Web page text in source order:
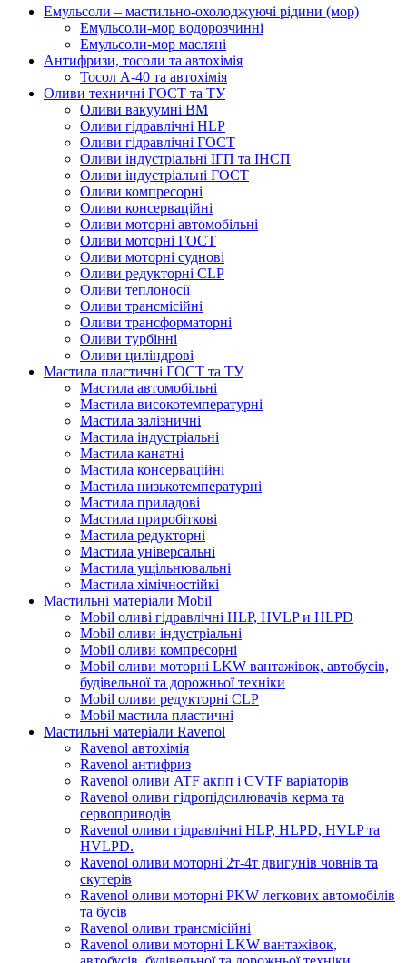
Емульсоли – мастильно-охолоджуючі рідини (мор)
Емульсоли-мор водорозчинні
Емульсоли-мор масляні
Антифризи, тосоли та автохімія
Тосол А-40 та автохімія
Оливи техничні ГОСТ та ТУ
Оливи вакуумні ВМ
Оливи гідравлічні HLP
Оливи гідравлічні ГОСТ
Оливи індустріальні ІГП та ІНСП
Оливи індустріальні ГОСТ
Оливи компресорні
Оливи консерваційні
Оливи моторні автомобільні
Оливи моторні ГОСТ
Оливи моторні суднові
Оливи редукторні CLP
Оливи теплоносії
Оливи трансмісійні
Оливи трансформаторні
Оливи турбінні
Оливи циліндрові
Мастила пластичні ГОСТ та ТУ
Мастила автомобільні
Мастила високотемпературні
Мастила залізничні
Мастила індустріальні
Мастила канатні
Мастила консерваційні
Мастила низькотемпературні
Мастила приладові
Мастила приробіткові
Мастила редукторні
Мастила універсальні
Мастила ущільнювальні
Мастила хімічностійкі
Мастильні матеріали Mobil
Mobil оливі гідравлічні HLP, HVLP и HLPD
Mobil оливи індустріальні
Mobil оливи компресорні
Mobil оливи моторні LKW вантажівок, автобусів,
будівельної та дорожньої техніки
Mobil оливи редукторні CLP
Mobil мастила пластичні
Мастильні матеріали Ravenol
Ravenol автохімія
Ravenol антифриз
Ravenol оливи ATF акпп і CVTF варіаторів
Ravenol оливи гідропідсилювачів керма та
сервоприводів
Ravenol оливи гідравлічні HLP, HLPD, HVLP та
HVLPD.
Ravenol оливи моторні 2т-4т двигунів човнів та
скутерів
Ravenol оливи моторні PKW легкових автомобілів
та бусів
Ravenol оливи трансмісійні
Ravenol оливи моторні LKW вантажівок,